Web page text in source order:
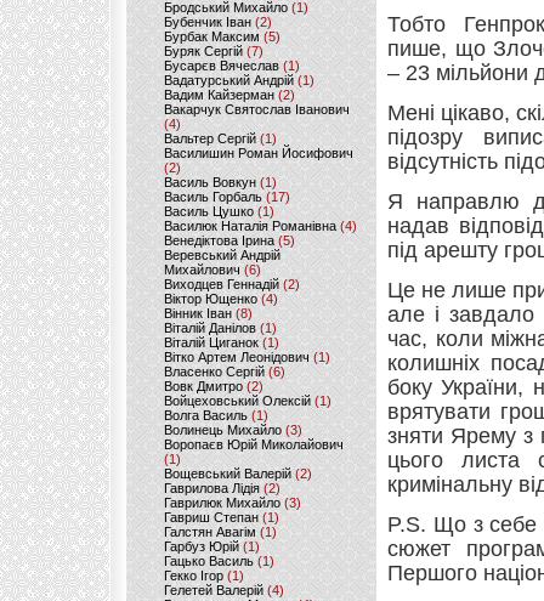
Бродський Михайло (1)
Бубенчик Іван(2)
Бурбак Максим (5)
Буряк Сергій (7)
Бусарєв Вячеслав (1)
Вадатурський Андрій (1)
Вадим Кайзерман (2)
Вакарчук Святослав Іванович
(4)
Вальтер Сергій (1)
Василишин Роман Йосифович
(2)
Василь Вовкун (1)
Василь Горбаль (17)
Василь Цушко (1)
Василюк Наталія Романівна (4)
Венедіктова Ірина(5)
Веревський Андрій
Михайлович (6)
Виходцев Геннадій (2)
Віктор Ющенко (4)
Вінник Іван (8)
Віталій Данілов (1)
Віталій Циганок (1)
Вітко Артем Леонідович(1)
Власенко Сергій (6)
Вовк Дмитро(2)
Войцеховський Олексій(1)
Волга Василь (1)
Волинець Михайло (3)
Воропаєв Юрій Миколайович
(1)
Вощевський Валерій(2)
Гаврилова Лідія (2)
Гаврилюк Михайло (3)
Гавриш Степан (1)
Галстян Авагім (1)
Гарбуз Юрій (1)
Гацько Василь (1)
Гекко Ігор(1)
Гелетей Валерій (4)
Тобто
пише, що
– 23 мільйони
Мені цікаво,
підозру
відсутність
Я направлю
надав
під арешту
Це не лише
але і завдало
час, коли
колишніх
боку
врятувати
зняти Ярему з
цього листа
кримінальну
P.S. Що з себе
сюжет
Першого